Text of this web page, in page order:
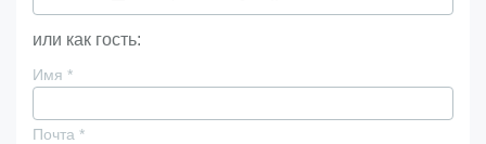
или как гость:
Имя *
Почта *